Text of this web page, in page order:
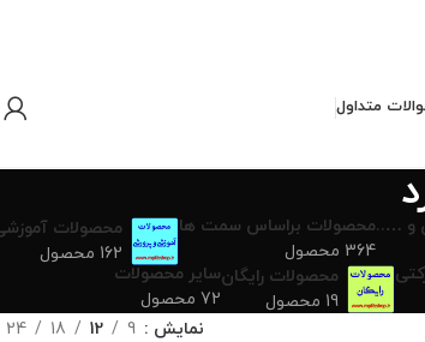
متداول
و …..محصولات براساس سمت ها
364 محصول
محصولات
162 محصول
محصولات رایگان
19 محصول
سایر محصولات
72 محصول
نمایش 9
12
18
24